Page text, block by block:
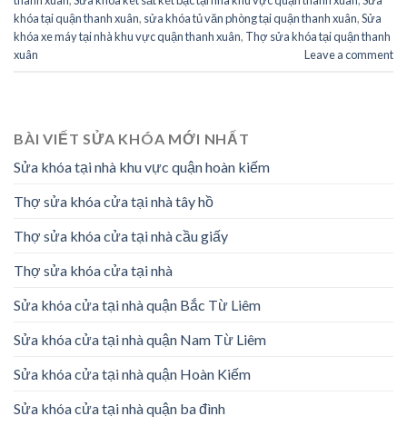
khóa tại quận thanh xuân, sửa khóa tủ văn phòng tại quận thanh xuân,Sửa
khóa xe máy tại nhà khu vực quận thanh xuân, Thợ sửa khóa tại quận thanh
xuân
Leave a comment
BÀI VIẾT SỬA KHÓA MỚI NHẤT
Sửa khóa tại nhà khu vực quận hoàn kiếm
Thợ sửa khóa cửa tại nhà tây hồ
Thợ sửa khóa cửa tại nhà cầu giấy
Thợ sửa khóa cửa tại nhà
Sửa khóa cửa tại nhà quận Bắc Từ Liêm
Sửa khóa cửa tại nhà quận Nam Từ Liêm
Sửa khóa cửa tại nhà quận Hoàn Kiếm
Sửa khóa cửa tại nhà quận ba đình